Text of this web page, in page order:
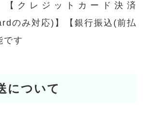
【クレジットカード決済
のみ対応)】【銀行振込(前払
です
について